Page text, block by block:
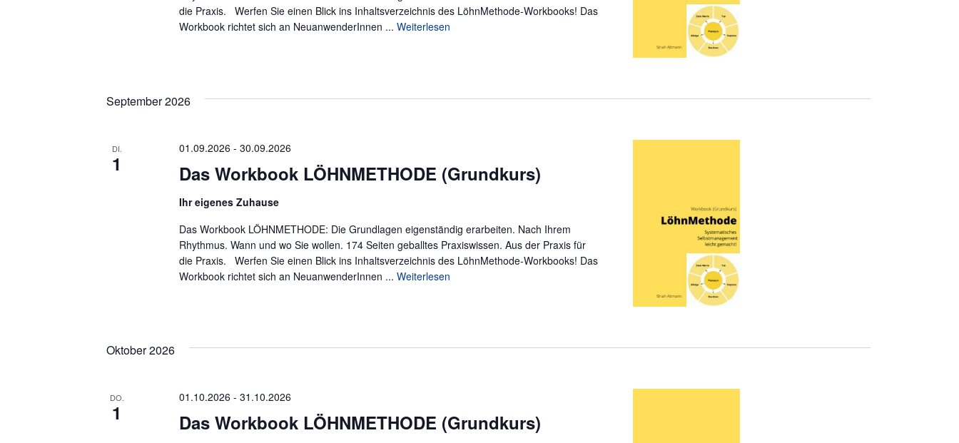
die Praxis. Werfen Sie einen Blick ins Inhaltsverzeichnis des LöhnMethode-Workbooks! Das
Workbook richtet sich an NeuanwenderInnen ...Weiterlesen
September 2026
DI.
1 Das Workbook LÖHNMETHODE (Grundkurs)
01.09.2026 -30.09.2026
Ihr eigenes Zuhause
Das Workbook LÖHNMETHODE: Die Grundlagen eigenständig erarbeiten. Nach Ihrem
Rhythmus. Wann und wo Sie wollen. 174 Seiten geballtes Praxiswissen. Aus der Praxis für
die Praxis. Werfen Sie einen Blick ins Inhaltsverzeichnis des LöhnMethode-Workbooks! Das
Workbook richtet sich an NeuanwenderInnen ...Weiterlesen
Oktober 2026
DO.
1 Das Workbook LÖHNMETHODE (Grundkurs)
01.10.2026 -31.10.2026